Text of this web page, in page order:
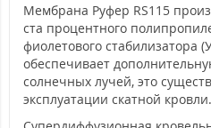
Мембрана Руфер RS115
ста процентного
фиолетового стабилизатора
обеспечивает
солнечных лучей, это
эксплуатации скатной кровли.